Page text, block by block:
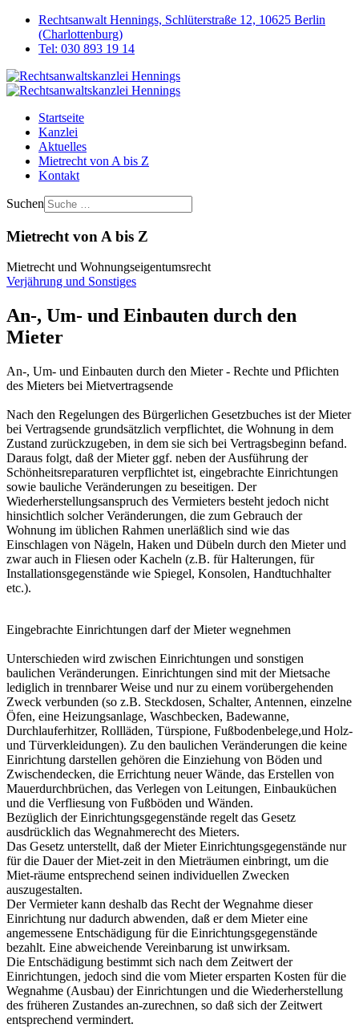
Rechtsanwalt Hennings, Schlüterstraße 12, 10625 Berlin
(Charlottenburg)
Tel: 030 893 19 14
Startseite
Kanzlei
Aktuelles
Mietrecht von A bis Z
Kontakt
Suchen
Mietrecht von A bis Z
Mietrecht und Wohnungseigentumsrecht
Verjährung und Sonstiges
An-, Um- und Einbauten durch den
Mieter
An-, Um- und Einbauten durch den Mieter - Rechte und Pflichten
des Mieters bei Mietvertragsende
Nach den Regelungen des Bürgerlichen Gesetzbuches ist der Mieter
bei Vertragsende grundsätzlich verpflichtet, die Wohnung in dem
Zustand zurückzugeben, in dem sie sich bei Vertragsbeginn befand.
Daraus folgt, daß der Mieter ggf. neben der Ausführung der
Schönheitsreparaturen verpflichtet ist, eingebrachte Einrichtungen
sowie bauliche Veränderungen zu beseitigen. Der
Wiederherstellungsanspruch des Vermieters besteht jedoch nicht
hinsichtlich solcher Veränderungen, die zum Gebrauch der
Wohnung im üblichen Rahmen unerläßlich sind wie das
Einschlagen von Nägeln, Haken und Dübeln durch den Mieter und
zwar auch in Fliesen oder Kacheln (z.B. für Halterungen, für
Installationsgegenstände wie Spiegel, Konsolen, Handtuchhalter
etc.).
Eingebrachte Einrichtungen darf der Mieter wegnehmen
Unterschieden wird zwischen Einrichtungen und sonstigen
baulichen Veränderungen. Einrichtungen sind mit der Mietsache
lediglich in trennbarer Weise und nur zu einem vorübergehenden
Zweck verbunden (so z.B. Steckdosen, Schalter, Antennen, einzelne
Öfen, eine Heizungsanlage, Waschbecken, Badewanne,
Durchlauferhitzer, Rollläden, Türspione, Fußbodenbelege,und Holz-
und Türverkleidungen). Zu den baulichen Veränderungen die keine
Einrichtung darstellen gehören die Einziehung von Böden und
Zwischendecken, die Errichtung neuer Wände, das Erstellen von
Mauerdurchbrüchen, das Verlegen von Leitungen, Einbauküchen
und die Verfliesung von Fußböden und Wänden.
Bezüglich der Einrichtungsgegenstände regelt das Gesetz
ausdrücklich das Wegnahmerecht des Mieters.
Das Gesetz unterstellt, daß der Mieter Einrichtungsgegenstände nur
für die Dauer der Miet-zeit in den Mieträumen einbringt, um die
Miet-räume entsprechend seinen individuellen Zwecken
auszugestalten.
Der Vermieter kann deshalb das Recht der Wegnahme dieser
Einrichtung nur dadurch abwenden, daß er dem Mieter eine
angemessene Entschädigung für die Einrichtungsgegenstände
bezahlt. Eine abweichende Vereinbarung ist unwirksam.
Die Entschädigung bestimmt sich nach dem Zeitwert der
Einrichtungen, jedoch sind die vom Mieter ersparten Kosten für die
Wegnahme (Ausbau) der Einrichtungen und die Wiederherstellung
des früheren Zustandes an-zurechnen, so daß sich der Zeitwert
entsprechend vermindert.